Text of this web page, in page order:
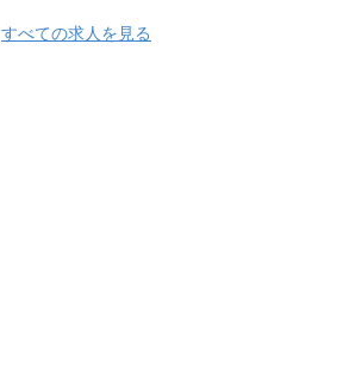
すべての求人を見る